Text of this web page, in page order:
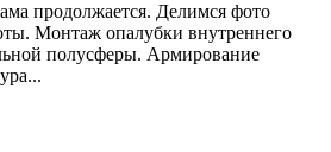
продолжается. Делимся фото
Монтаж опалубки внутреннего
полусферы. Армирование